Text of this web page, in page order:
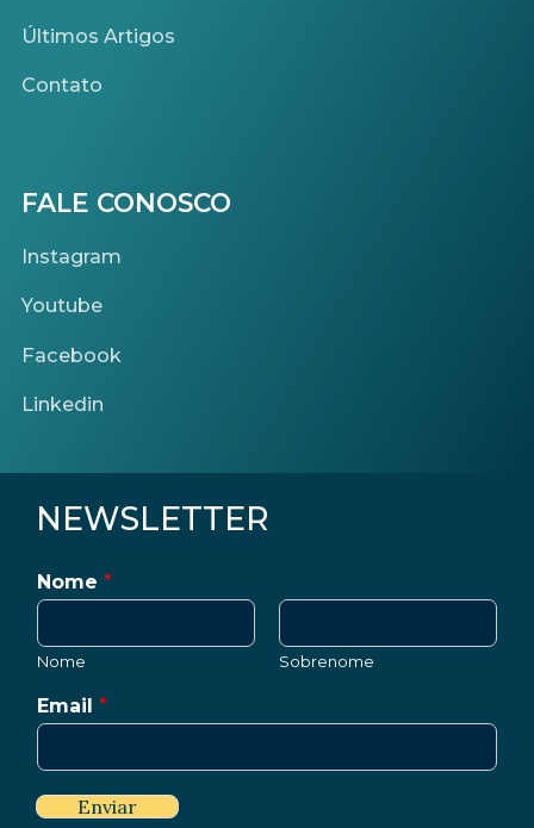
Últimos Artigos
Contato
FALE CONOSCO
Instagram
Youtube
Facebook
Linkedin
NEWSLETTER
Nome *
Nome Sobrenome
Email *
Enviar